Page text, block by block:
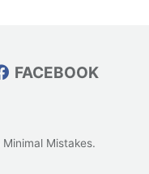
FACEBOOK
Minimal Mistakes.